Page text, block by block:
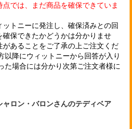
では、まだ商品を確保できていま
トニーに発注し、確保済みとの回
保できたかどうかは分かりませ
があることをご了承の上ご注文くだ
以降にウィットニーから回答が入り
た場合には分かり次第ご注文者様に
ャロン・バロンさんのテディベア